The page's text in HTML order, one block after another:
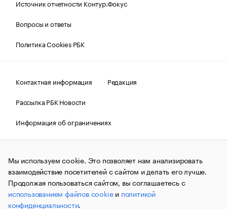
Источник отчетности Контур.Фокус
Вопросы и ответы
Политика Cookies РБК
Контактная информация
Редакция
Рассылка РБК Новости
Информация об ограничениях
Правовая информация
О соблюдении авторских прав
© АО «РОСБИЗНЕСКОНСАЛТИНГ»,1995–2026.Сообщения
и материалы информационного агентства «РБК»
(зарегистрировано Федеральной службой по надзору в сфере
связи, информационных технологий и массовых
коммуникаций (Роскомнадзор) 09.12.2015 за номером ИА
№ФС77-63848) сопровождаются пометкой «РБК». Отдельные
Мы используем cookie. Это позволяет нам анализировать
взаимодействие посетителей с сайтом и делать его лучше.
Продолжая пользоваться сайтом, вы соглашаетесь с
использованием файлов cookieи политикой
конфиденциальности.